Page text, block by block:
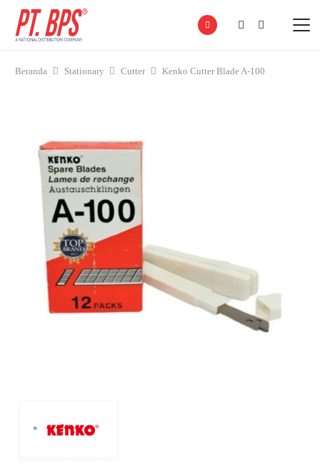
Beranda Stationary Cutter Kenko Cutter Blade A-100